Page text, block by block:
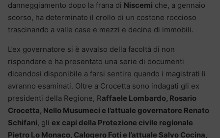
danneggiamento dopo la frana di Niscemi che, a gennaio
scorso, ha determinato il crollo di un costone roccioso
trascinando a valle case e mezzi e decine di immobili.
L’ex governatore si è avvalso della facoltà di non
rispondere e ha presentato una serie di documenti
dicendosi disponibile a farsi sentire quando i magistrati li
avranno esaminati. Oltre a Crocetta sono indagati gli ex
presidenti della Regione, Raffaele Lombardo, Rosario
Crocetta, Nello Musumeci e l’attuale governatore Renato
Schifani, gli ex capi della Protezione civile regionale
Pietro Lo Monaco, Calogero Foti e l’attuale Salvo Cocina,